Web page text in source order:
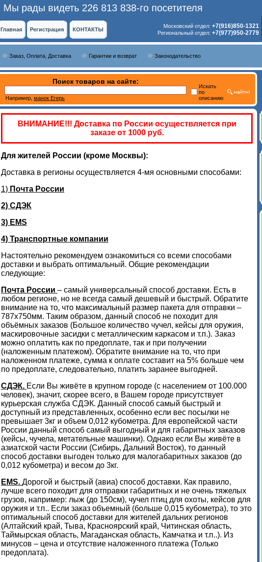
Мы рады видеть 226 813 838-го посетителя
Главная Регистрация КОНТАКТЫ
Московский отдел: +7(916)850-1321
Региональный отдел: +7(977)950-2779
Заказ, Оплата, Доставка Гарантии и возврат Законодательство
Поиск товаров на сайте:
Например, манок Егерь
Искать
по
описанию
ВНИМАНИЕ!!! Доставка по России осуществляется при
заказе от 1000 руб.
Для жителей России (кроме Москвы):
Доставка в регионы осуществляется 4-мя основными способами:
1) Почта России
2) СДЭК
3) EMS
4) Транспортные компании
Настоятельно рекомендуем ознакомиться со всеми способами
доставки и выбрать оптимальный. Общие рекомендации
следующие:
Почта России – самый универсальный способ доставки. Есть в
любом регионе, но не всегда самый дешевый и быстрый. Обратите
внимание на то, что максимальный размер пакета для отправки –
787х750мм. Таким образом, данный способ не походит для
объёмных заказов (Большое количество чучел, кейсы для оружия,
маскировочные засидки с металлическим каркасом и т.п.). Заказ
можно оплатить как по предоплате, так и при получении
(наложенным платежом). Обратите внимание на то, что при
наложенном платеже, сумма к оплате составит на 5% больше чем
по предоплате, следовательно, платить заранее выгодней.
СДЭК. Если Вы живёте в крупном городе (с населением от 100.000
человек), значит, скорее всего, в Вашем городе присутствует
курьерская служба СДЭК. Данный способ самый быстрый и
доступный из представленных, особенно если вес посылки не
превышает 3кг и объем 0,012 кубометра. Для европейской части
России данный способ самый выгодный и для габаритных заказов
(кейсы, чучела, метательные машинки). Однако если Вы живёте в
азиатской части России (Сибирь, Дальний Восток), то данный
способ доставки выгоден только для малогабаритных заказов (до
0,012 кубометра) и весом до 3кг.
EMS. Дорогой и быстрый (авиа) способ доставки. Как правило,
лучше всего походит для отправки габаритных и не очень тяжелых
грузов, например: лыж (до 150см), чучел птиц для охоты, кейсов для
оружия и т.п.. Если заказ объемный (больше 0,015 кубометра), то это
оптимальный способ доставки для жителей дальних регионов
(Алтайский край, Тыва, Красноярский край, Читинская область,
Таймырская область, Магаданская область, Камчатка и т.п..). Из
минусов – цена и отсутствие наложенного платежа (Только
предоплата).